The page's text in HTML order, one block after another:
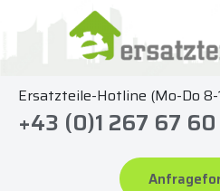
springen
Ersatzteile-Hotline (Mo-Do 8-
+43 (0)1 267 67 60